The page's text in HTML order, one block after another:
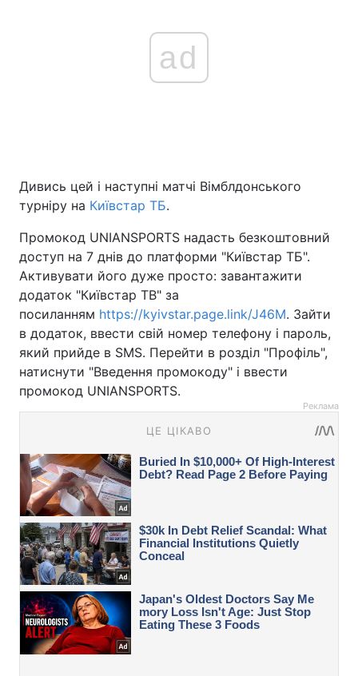
ad
Дивись цей і наступні матчі Вімблдонського
турніру на Київстар ТБ.
Промокод UNIANSPORTS надасть безкоштовний
доступ на 7 днів до платформи "Київстар ТБ".
Активувати його дуже просто: завантажити
додаток "Київстар ТВ" за
посиланням https://kyivstar.page.link/J46M. Зайти
в додаток, ввести свій номер телефону і пароль,
який прийде в SMS. Перейти в розділ "Профіль",
натиснути "Введення промокоду" і ввести
промокод UNIANSPORTS.
Реклама